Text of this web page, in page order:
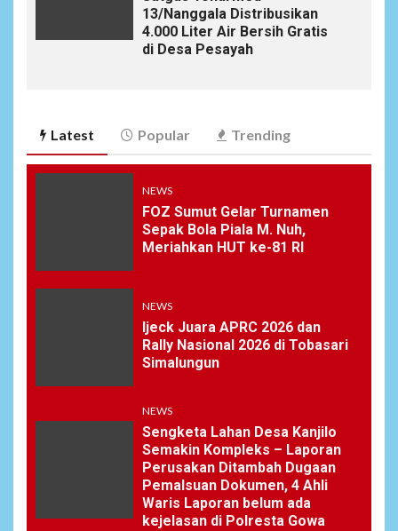
13/Nanggala Distribusikan
4.000 Liter Air Bersih Gratis
di Desa Pesayah
Latest Popular Trending
NEWS
FOZ Sumut Gelar Turnamen
Sepak Bola Piala M. Nuh,
Meriahkan HUT ke-81 RI
NEWS
Ijeck Juara APRC 2026 dan
Rally Nasional 2026 di Tobasari
Simalungun
NEWS
Sengketa Lahan Desa Kanjilo
Semakin Kompleks – Laporan
Perusakan Ditambah Dugaan
Pemalsuan Dokumen, 4 Ahli
Waris Laporan belum ada
kejelasan di Polresta Gowa